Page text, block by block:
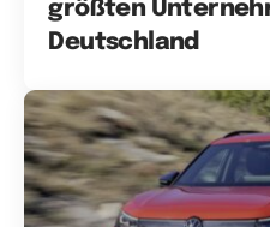
größten
Deutschland